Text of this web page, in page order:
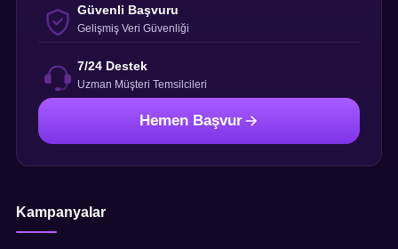
Güvenli Başvuru
Gelişmiş Veri Güvenliği
7/24 Destek
Uzman Müşteri Temsilcileri
Hemen Başvur
Kampanyalar